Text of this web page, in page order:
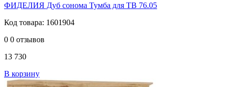
ФИДЕЛИЯ Дуб сонома Тумба для ТВ 76.05
Код товара: 1601904
0 0 отзывов
13 730
В корзину